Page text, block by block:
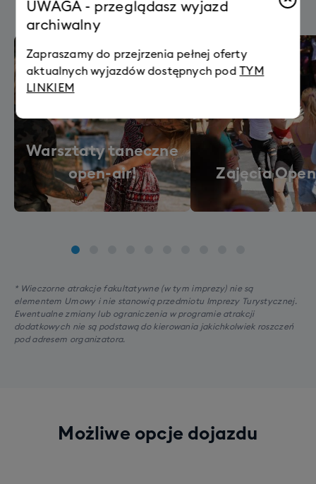
UWAGA - przeglądasz wyjazd
archiwalny
Zapraszamy do przejrzenia pełnej oferty
aktualnych wyjazdów dostępnych pod TYM
LINKIEM
Warsztaty taneczne
open-air!
Zajęcia
* Wieczorne atrakcje fakultatywne (w tym imprezy) nie są
elementem Umowy i nie stanowią przedmiotu Imprezy Turystycznej.
Ewentualne zmiany lub ograniczenia w programie atrakcji
dodatkowych nie są podstawą do kierowania jakichkolwiek roszczeń
pod adresem organizatora.
Możliwe opcje dojazdu